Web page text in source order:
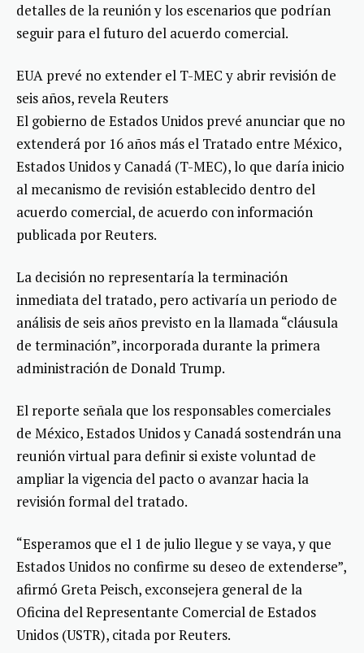
detalles de la reunión y los escenarios que podrían
seguir para el futuro del acuerdo comercial.
EUA prevé no extender el T-MEC y abrir revisión de
seis años, revela Reuters
El gobierno de Estados Unidos prevé anunciar que no
extenderá por 16 años más el Tratado entre México,
Estados Unidos y Canadá (T-MEC), lo que daría inicio
al mecanismo de revisión establecido dentro del
acuerdo comercial, de acuerdo con información
publicada por Reuters.
La decisión no representaría la terminación
inmediata del tratado, pero activaría un periodo de
análisis de seis años previsto en la llamada “cláusula
de terminación”, incorporada durante la primera
administración de Donald Trump.
El reporte señala que los responsables comerciales
de México, Estados Unidos y Canadá sostendrán una
reunión virtual para definir si existe voluntad de
ampliar la vigencia del pacto o avanzar hacia la
revisión formal del tratado.
“Esperamos que el 1 de julio llegue y se vaya, y que
Estados Unidos no confirme su deseo de extenderse”,
afirmó Greta Peisch, exconsejera general de la
Oficina del Representante Comercial de Estados
Unidos (USTR), citada por Reuters.